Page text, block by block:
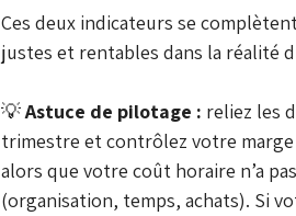
Ces deux indicateurs se
justes et rentables dans la réalité
💡 Astuce de pilotage : reliez les
trimestre et contrôlez votre
alors que votre coût horaire n’a
(organisation, temps, achats). Si